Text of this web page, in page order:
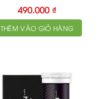
490.000 ₫
THÊM VÀO GIỎ HÀNG